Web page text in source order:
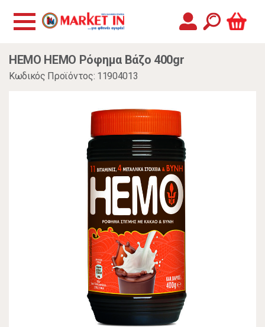
HEMO HEMO Ρόφημα Βάζο 400gr
Κωδικός Προϊόντος: 11904013